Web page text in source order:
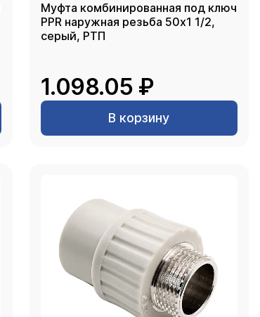
Муфта комбинированная под ключ
PPR наружная резьба 50х1 1/2,
серый, РТП
1.098.05 ₽
В корзину